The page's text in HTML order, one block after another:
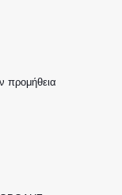
προμήθεια